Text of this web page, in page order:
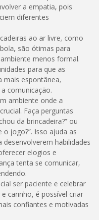
a empatia, pois
diferentes
ao ar livre, como
são ótimas para
menos formal.
para que as
mais espontânea,
comunicação.
ambiente onde a
Faça perguntas
da brincadeira?” ou
o jogo?”. Isso ajuda as
desenvolverem habilidades
elogios e
tenta se comunicar,
ser paciente e celebrar
carinho, é possível criar
confiantes e motivadas